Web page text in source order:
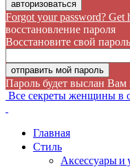
Forgot your password? Get
восстановление пароля
Восстановите свой пароль
Пароль будет выслан Вам
Все секреты женщины в
Главная
Стиль
Аксессуары и